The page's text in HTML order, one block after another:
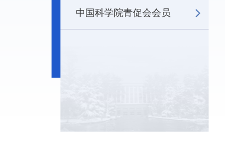
中国科学院青促会会员